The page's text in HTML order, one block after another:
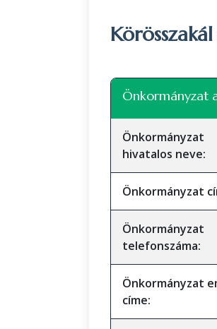
+
Önkormányzat
Önkormányzat
hivatalos neve:
Önkormányzat
Önkormányzat
telefonszáma:
Önkormányzat
címe: